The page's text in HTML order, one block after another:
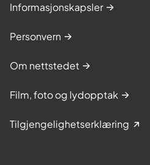
Informasjonskapsler
Personvern
Om nettstedet
Film, foto og lydopptak
Tilgjengelighetserklæring